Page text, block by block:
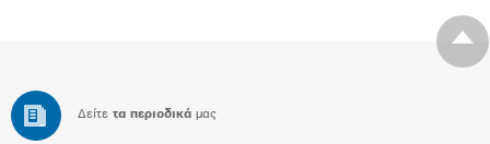
Δείτε τα περιοδικά μας